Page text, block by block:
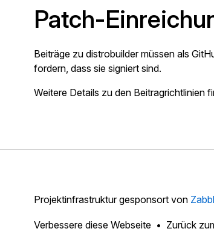
Patch-
Beiträge zu distrobuilder müssen als
fordern, dass sie signiert sind.
Weitere Details zu den Beitragrichtlinien
Projektinfrastruktur gesponsort von
Verbessere diese Webseite Zurück